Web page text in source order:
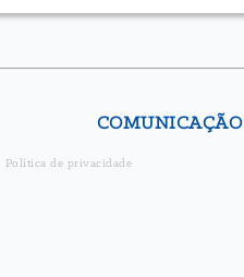
COMUNICAÇÃO
Política de privacidade